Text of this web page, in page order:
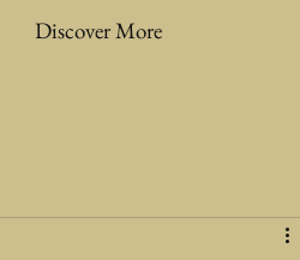
Discover More